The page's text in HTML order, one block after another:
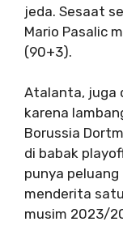
jeda. Sesaat
Mario Pasalic
(90+3).
Atalanta, juga
karena
Borussia
di babak
punya peluang
menderita
musim 2023/